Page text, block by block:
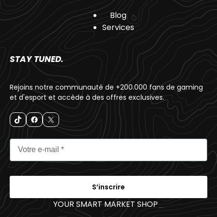
Blog
Services
STAY TUNED.
Rejoins notre communauté de +200.000 fans de gaming
et d'esport et accède à des offres exclusives.
S’inscrire
YOUR SMART MARKET SHOP _